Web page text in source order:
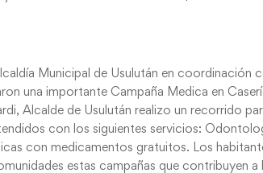
Municipal de Usulután en coordinación
una importante Campaña Medica en
Alcalde de Usulután realizo un recorrido
con los siguientes servicios:
con medicamentos gratuitos. Los
estas campañas que contribuyen a